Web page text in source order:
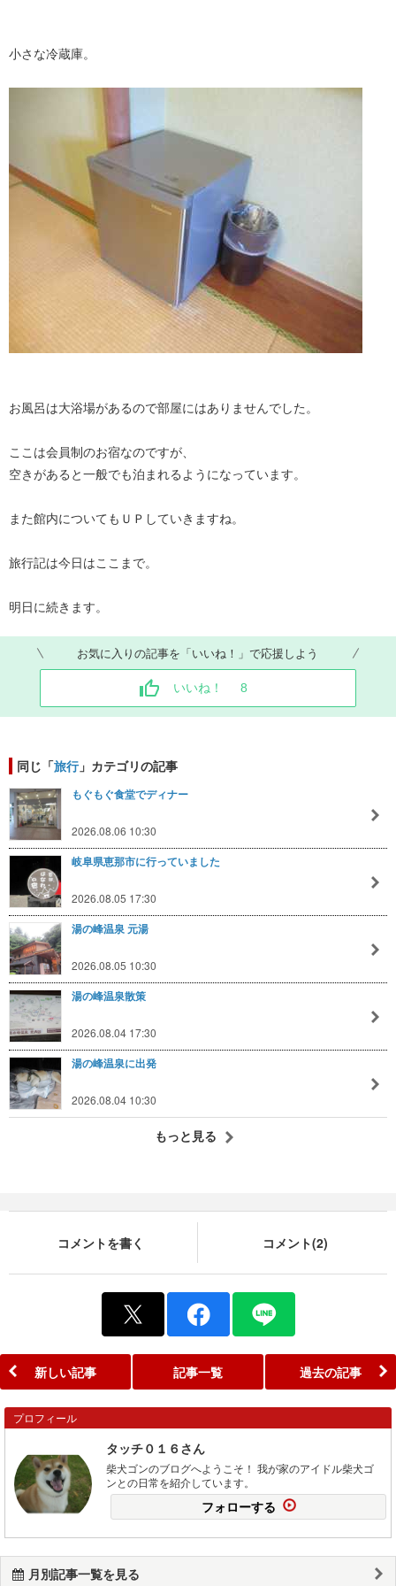
小さな冷蔵庫。
お風呂は大浴場があるので部屋にはありませんでした。
ここは会員制のお宿なのですが、
空きがあると一般でも泊まれるようになっています。
また館内についてもＵＰしていきますね。
旅行記は今日はここまで。
明日に続きます。
お気に入りの記事を「いいね！」で応援しよう
いいね！ 8
同じ「旅行」カテゴリの記事
もぐもぐ食堂でディナー
2026.08.06 10:30
岐阜県恵那市に行っていました
2026.08.05 17:30
湯の峰温泉 元湯
2026.08.05 10:30
湯の峰温泉散策
2026.08.04 17:30
湯の峰温泉に出発
2026.08.04 10:30
もっと見る
コメントを書く コメント(2)
新しい記事 記事一覧 過去の記事
プロフィール
タッチ０１６さん
柴犬ゴンのブログへようこそ！ 我が家のアイドル柴犬ゴ
ンとの日常を紹介しています。
フォローする
月別記事一覧を見る